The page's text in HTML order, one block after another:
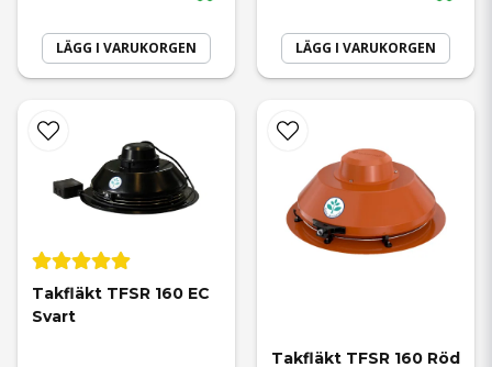
LÄGG I VARUKORGEN LÄGG I VARUKORGEN
Takfläkt TFSR 160 EC
Svart
Takfläkt TFSR 160 Röd